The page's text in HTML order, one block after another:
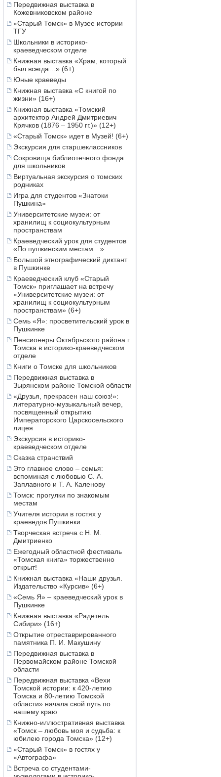
Передвижная выставка в
Кожевниковском районе
«Старый Томск» в Музее истории
ТГУ
Школьники в историко-
краеведческом отделе
Книжная выставка «Храм, который
был всегда…» (6+)
Юные краеведы
Книжная выставка «С книгой по
жизни» (16+)
Книжная выставка «Томский
архитектор Андрей Дмитриевич
Крячков (1876 – 1950 гг.)» (12+)
«Старый Томск» идет в Музей! (6+)
Экскурсия для старшеклассников
Сокровища библиотечного фонда
для школьников
Виртуальная экскурсия о томских
родниках
Игра для студентов «Знатоки
Пушкина»
Университетские музеи: от
хранилищ к социокультурным
пространствам
Краеведческий урок для студентов
«По пушкинским местам…»
Большой этнографический диктант
в Пушкинке
Краеведческий клуб «Старый
Томск» приглашает на встречу
«Университетские музеи: от
хранилищ к социокультурным
пространствам» (6+)
Семь «Я»: просветительский урок в
Пушкинке
Пенсионеры Октябрьского района г.
Томска в историко-краеведческом
отделе
Книги о Томске для школьников
Передвижная выставка в
Зырянском районе Томской области
«Друзья, прекрасен наш союз!»:
литературно-музыкальный вечер,
посвященный открытию
Императорского Царскосельского
лицея
Экскурсия в историко-
краеведческом отделе
Сказка странствий
Это главное слово – семья:
вспоминая с любовью С. А.
Заплавного и Т. А. Каленову
Томск: прогулки по знакомым
местам
Учителя истории в гостях у
краеведов Пушкинки
Творческая встреча с Н. М.
Дмитриенко
Ежегодный областной фестиваль
«Томская книга» торжественно
открыт!
Книжная выставка «Наши друзья.
Издательство «Курсив» (6+)
«Семь Я» – краеведческий урок в
Пушкинке
Книжная выставка «Радетель
Сибири» (16+)
Открытие отреставрированного
памятника П. И. Макушину
Передвижная выставка в
Первомайском районе Томской
области
Передвижная выставка «Вехи
Томской истории: к 420-летию
Томска и 80-летию Томской
области» начала свой путь по
нашему краю
Книжно-иллюстративная выставка
«Томск – любовь моя и судьба: к
юбилею города Томска» (12+)
«Старый Томск» в гостях у
«Автографа»
Встреча со студентами-